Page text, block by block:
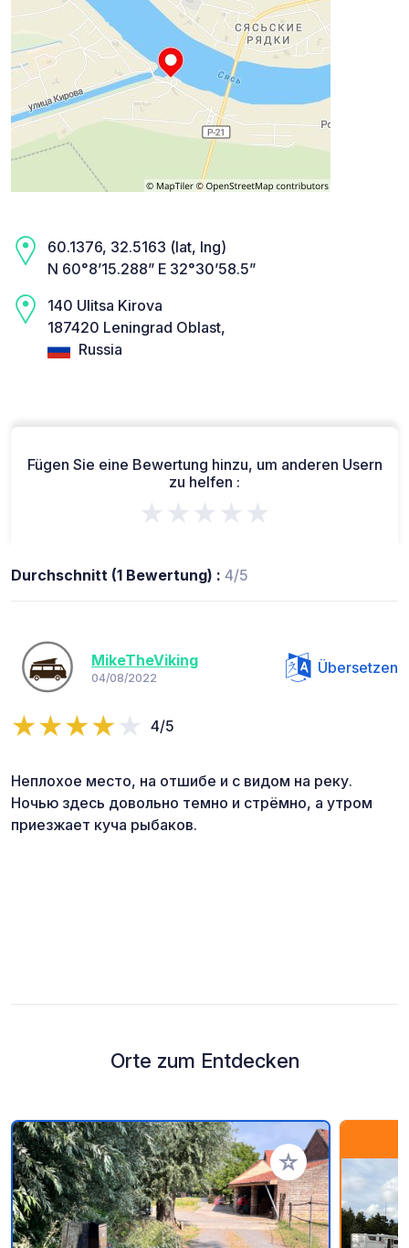
60.1376, 32.5163 (lat, lng)
N 60°8’15.288” E 32°30’58.5”
140 Ulitsa Kirova
187420 Leningrad Oblast,
Russia
Fügen Sie eine Bewertung hinzu, um anderen Usern
zu helfen :
★★★★★
Durchschnitt (1 Bewertung) : 4/5
MikeTheViking
04/08/2022
Übersetzen
4/5
Неплохое место, на отшибе и с видом на реку.
Ночью здесь довольно темно и стрёмно, а утром
приезжает куча рыбаков.
Orte zum Entdecken
Zu Ihren Favoriten